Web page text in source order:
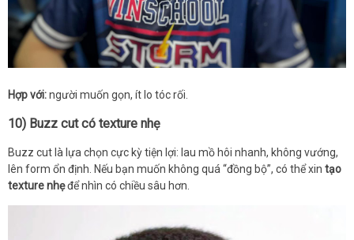
Hợp với:người muốn gọn, ít lo tóc rối.
10) Buzz cut có texture nhẹ
Buzz cut là lựa chọn cực kỳ tiện lợi: lau mồ hôi nhanh, không vướng,
lên form ổn định. Nếu bạn muốn không quá “đồng bộ”, có thể xin tạo
texture nhẹđể nhìn có chiều sâu hơn.